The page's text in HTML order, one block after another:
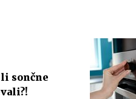
sončne